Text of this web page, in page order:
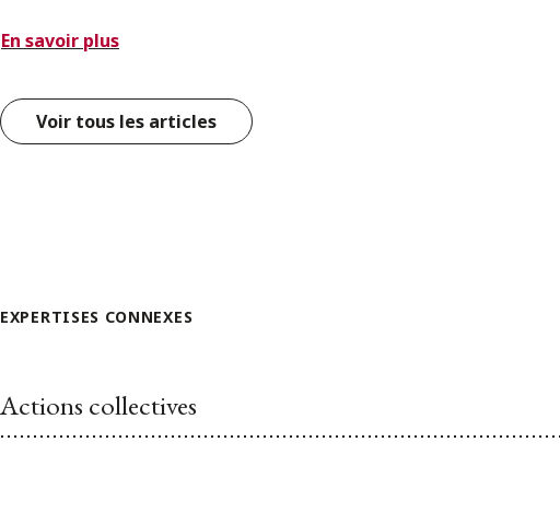
En savoir plus
Voir tous les articles
EXPERTISES CONNEXES
Actions collectives